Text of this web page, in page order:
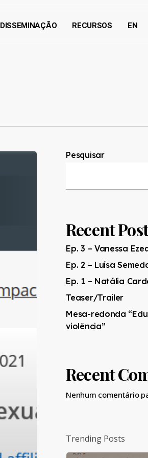
DISSEMINAÇÃO RECURSOS EN
Pesquisar
Recent
Ep. 3 – Vanessa
Ep. 2 – Luísa
Ep. 1 – Natália
Teaser/Trailer
Mesa-redonda
violência”
Recent
Nenhum comentário
Trending Posts